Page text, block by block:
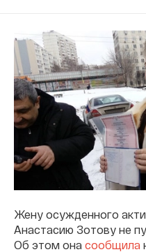
Жену осужденного
Анастасию Зотову не
Об этом она сообщила